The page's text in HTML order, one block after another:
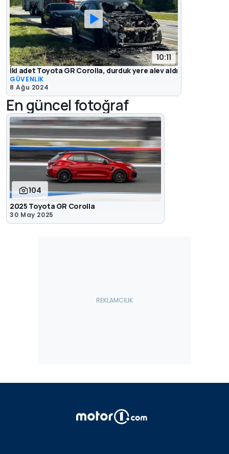
10:11
İki adet Toyota GR Corolla, durduk yere alev aldı
GÜVENLİK
8 Ağu 2024
En güncel fotoğraf
104
2025 Toyota GR Corolla
30 May 2025